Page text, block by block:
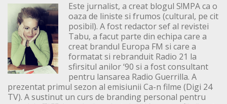
Este jurnalist, a creat blogul S!MPA ca o
oaza de liniste si frumos (cultural, pe cit
posibil). A fost redactor sef al revistei
Tabu, a facut parte din echipa care a
creat brandul Europa FM si care a
formatat si rebranduit Radio 21 la
sfirsitul anilor ‘90 si a fost consultant
pentru lansarea Radio Guerrilla. A
prezentat primul sezon al emisiunii Ca-n filme (Digi 24
TV). A sustinut un curs de branding personal pentru